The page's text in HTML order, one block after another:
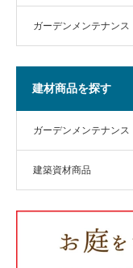
ガーデンメンテナンス
建材商品を探す
ガーデンメンテナンス
建築資材商品